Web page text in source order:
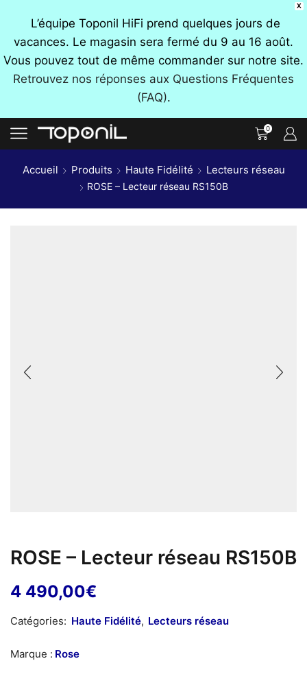
X
L’équipe Toponil HiFi prend quelques jours de
vacances. Le magasin sera fermé du 9 au 16 août.
Vous pouvez tout de même commander sur notre site.
Retrouvez nos réponses aux Questions Fréquentes
(FAQ).
0
Accueil Produits Haute Fidélité Lecteurs réseau
ROSE – Lecteur réseau RS150B
ROSE – Lecteur réseau RS150B
4 490,00€
Catégories: Haute Fidélité, Lecteurs réseau
Marque : Rose